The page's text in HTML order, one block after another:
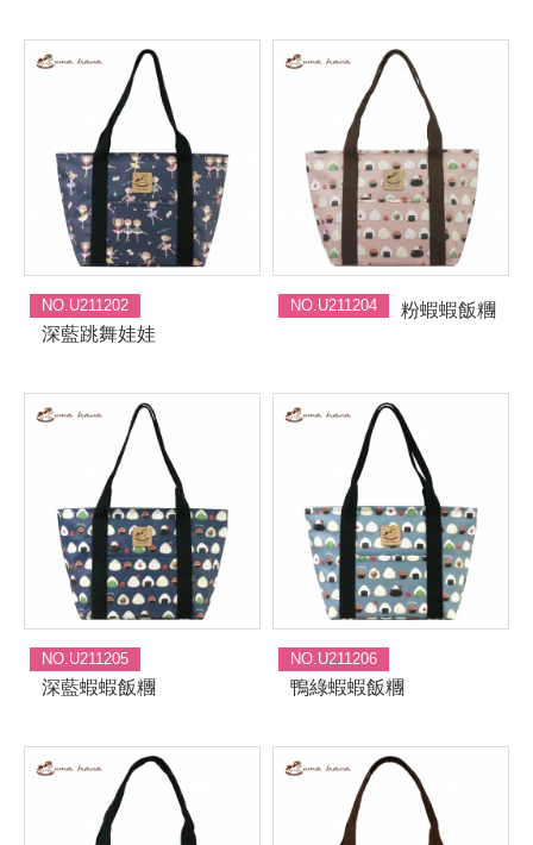
NO.U211202
深藍跳舞娃娃
NO.U211204 粉蝦蝦飯糰
NO.U211205
深藍蝦蝦飯糰
NO.U211206
鴨綠蝦蝦飯糰